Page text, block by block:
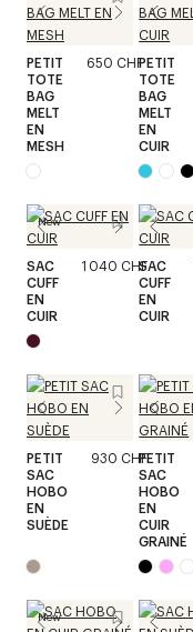
PETIT
TOTE
BAG
MELT
EN
MESH
650 CHFPETIT
TOTE
BAG
MELT
EN
CUIR
New
SAC
CUFF
EN
CUIR
1 040 CHFSAC
CUFF
EN
CUIR
PETIT
SAC
HOBO
EN
SUÈDE
930 CHFPETIT
SAC
HOBO
EN
CUIR
GRAINÉ
New